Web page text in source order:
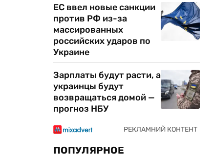
ЕС ввел новые санкции
против РФ из-за
массированных
российских ударов по
Украине
Зарплаты будут расти, а
украинцы будут
возвращаться домой —
прогноз НБУ
ПОПУЛЯРНОЕ